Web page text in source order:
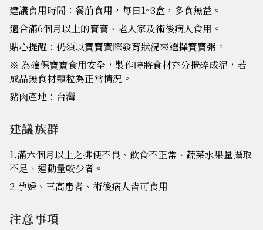
建議食用時間：餐前食用，每日1~3盒，多食無益。
適合滿6個月以上的寶寶、老人家及術後病人食用。
貼心提醒：仍須以寶寶實際發育狀況來選擇寶寶粥。
※ 為確保寶寶食用安全，製作時將食材充分攪碎成泥，若
成品無食材顆粒為正常情況。
豬肉產地：台灣
建議族群
1.滿六個月以上之排便不良、飲食不正常、蔬菜水果量攝取
不足、運動量較少者。
2.孕婦、三高患者、術後病人皆可食用
注意事項